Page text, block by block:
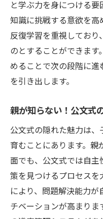
と学ぶ力を身につける
知識に挑戦する意欲を高
反復学習を重視してお
のとすることができま
めることで次の段階に
を引き出します。
親が知らない！公文式
公文式の隠れた魅力は
育むことにあります。
面でも、公文式では自
策を見つけるプロセスを
により、問題解決能力
チベーションが高まりま